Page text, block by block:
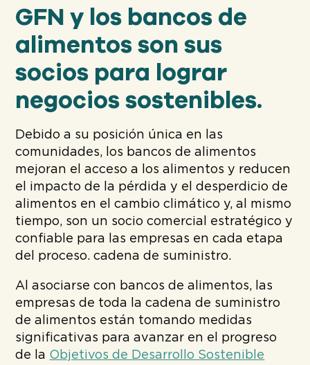
GFN y los bancos de
alimentos son sus
socios para lograr
negocios sostenibles.
Debido a su posición única en las
comunidades, los bancos de alimentos
mejoran el acceso a los alimentos y reducen
el impacto de la pérdida y el desperdicio de
alimentos en el cambio climático y, al mismo
tiempo, son un socio comercial estratégico y
confiable para las empresas en cada etapa
del proceso. cadena de suministro.
Al asociarse con bancos de alimentos, las
empresas de toda la cadena de suministro
de alimentos están tomando medidas
significativas para avanzar en el progreso
de la Objetivos de Desarrollo Sostenible